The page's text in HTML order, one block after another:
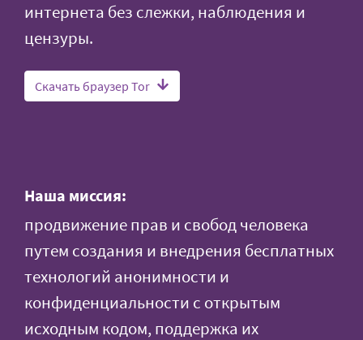
интернета без слежки, наблюдения и
цензуры.
Скачать браузер Tor
Наша миссия:
продвижение прав и свобод человека
путем создания и внедрения бесплатных
технологий анонимности и
конфиденциальности с открытым
исходным кодом, поддержка их